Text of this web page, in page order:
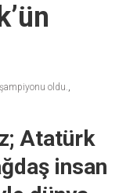
oldu.,
Atatürk
insan